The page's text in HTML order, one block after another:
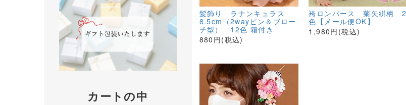
カートの中
髪飾り ラナンキュラス
8.5cm（2wayピン＆ブロー
チ型） 12色 箱付き
880円(税込)
袴ロンパース 菊矢絣柄 2
色【メール便OK】
1,980円(税込)